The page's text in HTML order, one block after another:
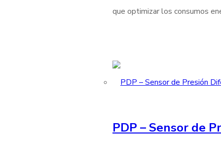
que optimizar los consumos
PDP – Sensor de